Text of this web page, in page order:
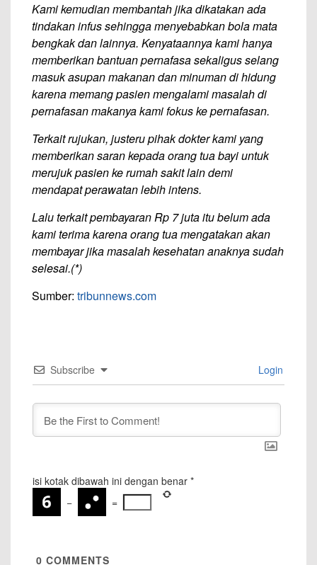
Kami kemudian membantah jika dikatakan ada
tindakan infus sehingga menyebabkan bola mata
bengkak dan lainnya. Kenyataannya kami hanya
memberikan bantuan pernafasa sekaligus selang
masuk asupan makanan dan minuman di hidung
karena memang pasien mengalami masalah di
pernafasan makanya kami fokus ke pernafasan.
Terkait rujukan, justeru pihak dokter kami yang
memberikan saran kepada orang tua bayi untuk
merujuk pasien ke rumah sakit lain demi
mendapat perawatan lebih intens.
Lalu terkait pembayaran Rp 7 juta itu belum ada
kami terima karena orang tua mengatakan akan
membayar jika masalah kesehatan anaknya sudah
selesai.(*)
Sumber: tribunnews.com
Subscribe Login
isi kotak dibawah ini dengan benar *
−
=
0 COMMENTS